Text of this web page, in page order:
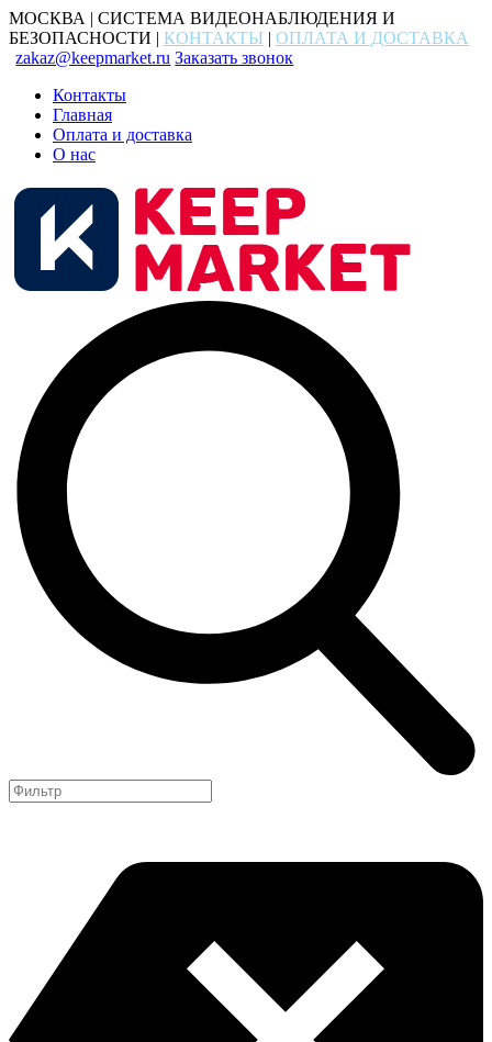
МОСКВА | СИСТЕМА ВИДЕОНАБЛЮДЕНИЯ И
БЕЗОПАСНОСТИ | КОНТАКТЫ | ОПЛАТА И ДОСТАВКА
zakaz@keepmarket.ru Заказать звонок
Контакты
Главная
Оплата и доставка
О нас